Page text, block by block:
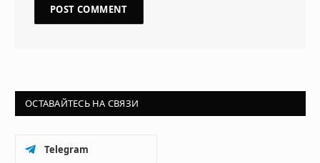
ОСТАВАЙТЕСЬ НА СВЯЗИ
Telegram